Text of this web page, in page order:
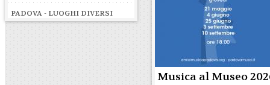
PADOVA - LUOGHI DIVERSI
Musica al Museo